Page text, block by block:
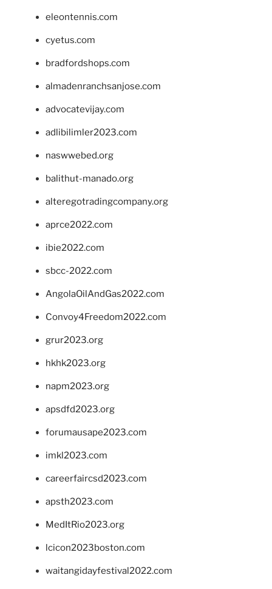
eleontennis.com
cyetus.com
bradfordshops.com
almadenranchsanjose.com
advocatevijay.com
adlibilimler2023.com
naswwebed.org
balithut-manado.org
alteregotradingcompany.org
aprce2022.com
ibie2022.com
sbcc-2022.com
AngolaOilAndGas2022.com
Convoy4Freedom2022.com
grur2023.org
hkhk2023.org
napm2023.org
apsdfd2023.org
forumausape2023.com
imkl2023.com
careerfaircsd2023.com
apsth2023.com
MedItRio2023.org
lcicon2023boston.com
waitangidayfestival2022.com